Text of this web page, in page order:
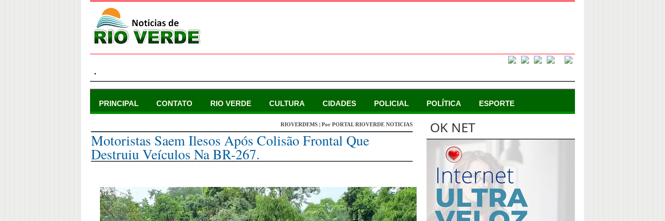
.
PRINCIPAL CONTATO RIO VERDE CULTURA CIDADES POLICIAL POLÍTICA ESPORTE
RIOVERDEMS | Por PORTAL RIOVERDE NOTICIAS
Motoristas Saem Ilesos Após Colisão Frontal Que
Destruiu Veículos Na BR-267.
OK NET